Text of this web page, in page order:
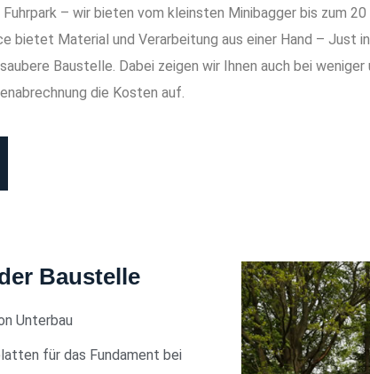
– wir bieten vom kleinsten Minibagger bis zum
bietet Material und Verarbeitung aus einer Hand – Just
Baustelle. Dabei zeigen wir Ihnen auch bei
die Kosten auf.
Baustelle
Unterbau
für das Fundament bei